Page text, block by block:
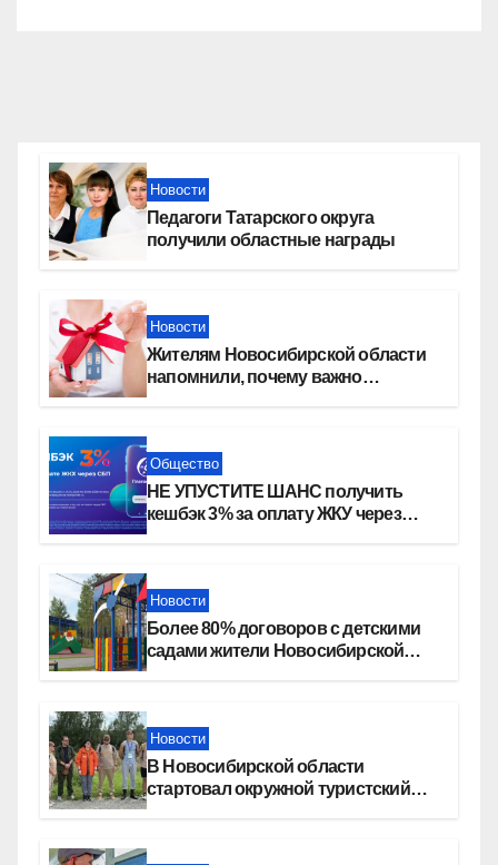
Новости
Педагоги Татарского округа
получили областные награды
Новости
Жителям Новосибирской области
напомнили, почему важно
Общество
НЕ УПУСТИТЕ ШАНС получить
кешбэк 3% за оплату ЖКУ через
Новости
Более 80% договоров с детскими
садами жители Новосибирской
Новости
В Новосибирской области
стартовал окружной туристский